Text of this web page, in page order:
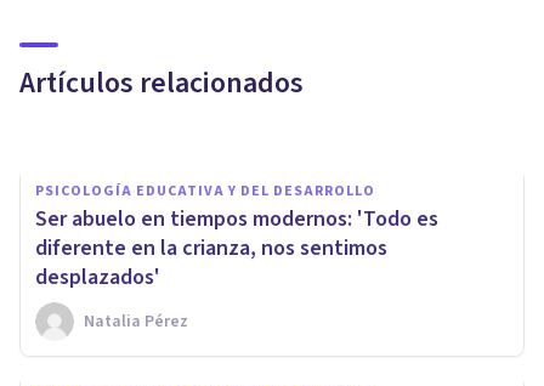
Artículos relacionados
físico a tus hijos
PSICOLOGÍA EDUCATIVA Y DEL DESARROLLO
Ser abuelo en tiempos modernos: 'Todo es
diferente en la crianza, nos sentimos
desplazados'
Natalia Pérez